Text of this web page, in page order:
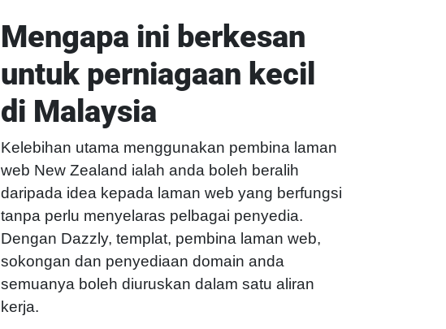
Mengapa ini berkesan
untuk perniagaan kecil
di Malaysia
Kelebihan utama menggunakan pembina laman
web New Zealand ialah anda boleh beralih
daripada idea kepada laman web yang berfungsi
tanpa perlu menyelaras pelbagai penyedia.
Dengan Dazzly, templat, pembina laman web,
sokongan dan penyediaan domain anda
semuanya boleh diuruskan dalam satu aliran
kerja.